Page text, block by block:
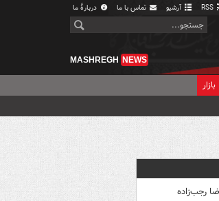
آرشیو تماس با ما دربارهٔ ما
MASHREGH NEWS
بازار
رجب‌زاده